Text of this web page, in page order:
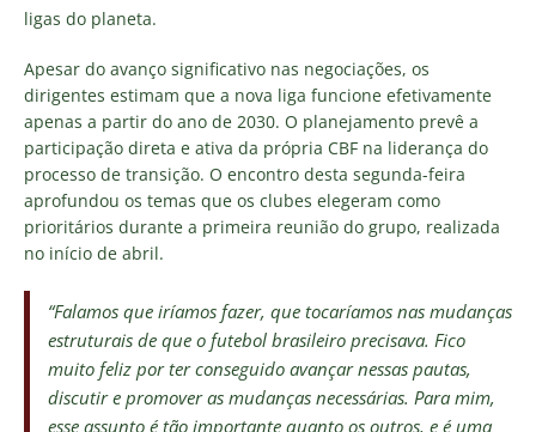
ligas do planeta.
Apesar do avanço significativo nas negociações, os
dirigentes estimam que a nova liga funcione efetivamente
apenas a partir do ano de 2030. O planejamento prevê a
participação direta e ativa da própria CBF na liderança do
processo de transição. O encontro desta segunda-feira
aprofundou os temas que os clubes elegeram como
prioritários durante a primeira reunião do grupo, realizada
no início de abril.
“Falamos que iríamos fazer, que tocaríamos nas mudanças
estruturais de que o futebol brasileiro precisava. Fico
muito feliz por ter conseguido avançar nessas pautas,
discutir e promover as mudanças necessárias. Para mim,
esse assunto é tão importante quanto os outros, e é uma